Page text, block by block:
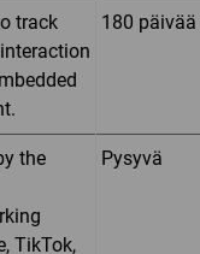
track
interaction
180 päivää
the
TikTok,
Pysyvä